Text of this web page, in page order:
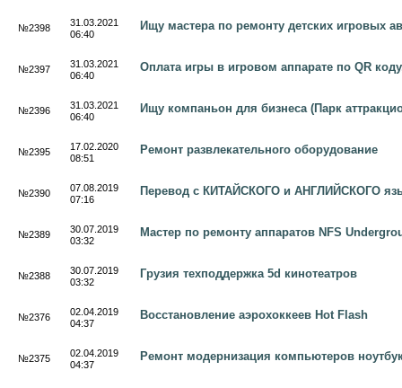
№2398
31.03.2021
06:40
Ищу мастера по ремонту детских игровых
№2397
31.03.2021
06:40
Оплата игры в игровом аппарате по QR
№2396
31.03.2021
06:40
Ищу компаньон для бизнеса (Парк
№2395
17.02.2020
08:51
Ремонт развлекательного оборудование
№2390
07.08.2019
07:16
Перевод с КИТАЙСКОГО и АНГЛИЙСКОГО
№2389
30.07.2019
03:32
Мастер по ремонту аппаратов NFS
№2388
30.07.2019
03:32
Грузия техподдержка 5d кинотеатров
№2376
02.04.2019
04:37
Восстановление аэрохоккеев Hot Flash
№2375
02.04.2019
04:37
Ремонт модернизация компьютеров